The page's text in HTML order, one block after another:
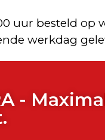
uur besteld op
werkdag
-